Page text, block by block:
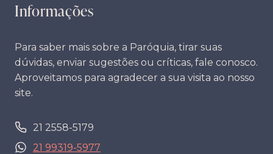
Informações
Para saber mais sobre a Paróquia, tirar suas
dúvidas, enviar sugestões ou críticas, fale conosco.
Aproveitamos para agradecer a sua visita ao nosso
site.
21 2558-5179
21 99319-5977